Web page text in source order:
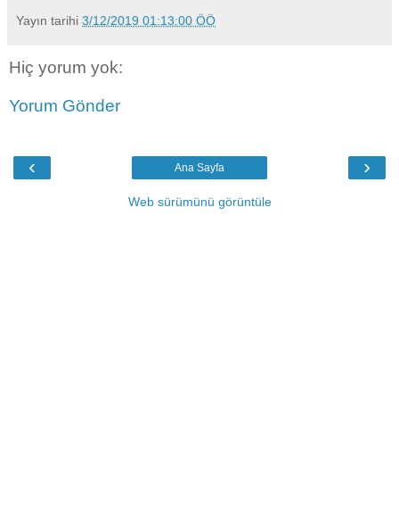
Yayın tarihi 3/12/2019 01:13:00 ÖÖ
Hiç yorum yok:
Yorum Gönder
‹ ›
Ana Sayfa
Web sürümünü görüntüle